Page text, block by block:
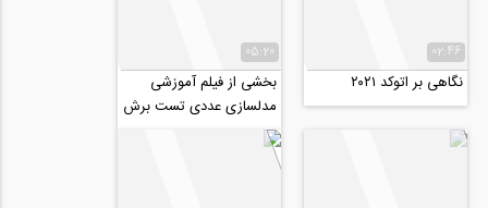
02:46
نگاهی بر اتوکد ۲۰۲۱
05:20
بخشی از فیلم آموزشی
مدلسازی عددی تست برش
مستقیم خاک و تاثیر تزریق
دوغاب...